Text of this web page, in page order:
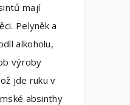
mají
Pelyněk a
alkoholu,
výroby
jde ruku v
absinthy